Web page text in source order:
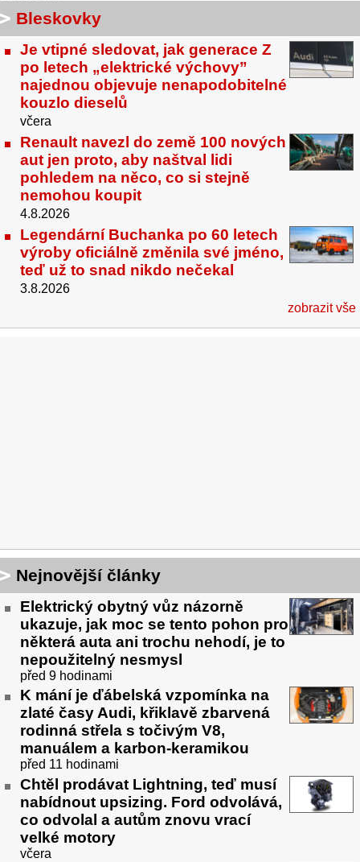
Bleskovky
Je vtipné sledovat, jak generace Z
po letech „elektrické výchovy”
najednou objevuje nenapodobitelné
kouzlo dieselů
včera
Renault navezl do země 100 nových
aut jen proto, aby naštval lidi
pohledem na něco, co si stejně
nemohou koupit
4.8.2026
Legendární Buchanka po 60 letech
výroby oficiálně změnila své jméno,
teď už to snad nikdo nečekal
3.8.2026
zobrazit vše
Nejnovější články
Elektrický obytný vůz názorně
ukazuje, jak moc se tento pohon pro
některá auta ani trochu nehodí, je to
nepoužitelný nesmysl
před 9 hodinami
K mání je ďábelská vzpomínka na
zlaté časy Audi, křiklavě zbarvená
rodinná střela s točivým V8,
manuálem a karbon-keramikou
před 11 hodinami
Chtěl prodávat Lightning, teď musí
nabídnout upsizing. Ford odvolává,
co odvolal a autům znovu vrací
velké motory
včera